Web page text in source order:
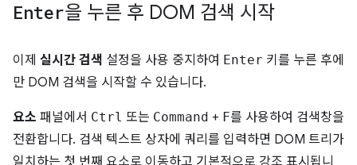
Enter을 누른 후 DOM 검색 시작
이제 실시간 검색 설정을 사용 중지하여 Enter 키를 누른 후에
만 DOM 검색을 시작할 수 있습니다.
요소 패널에서 Ctrl 또는 Command + F를 사용하여 검색창을
전환합니다. 검색 텍스트 상자에 쿼리를 입력하면 DOM 트리가